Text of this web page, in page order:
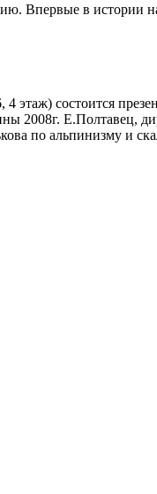
Впервые в истории
этаж) состоится
Е.Полтавец,
по альпинизму и